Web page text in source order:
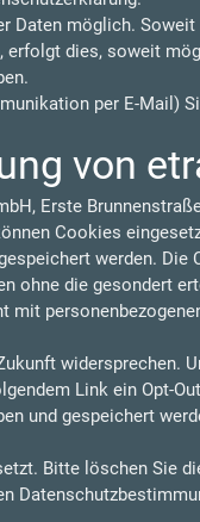
Daten möglich.
erfolgt dies, soweit
per E-Mail)
von
Erste
Cookies
werden. Die
ohne die gesondert
widersprechen.
Link ein Opt-
und gespeichert
Bitte löschen Sie